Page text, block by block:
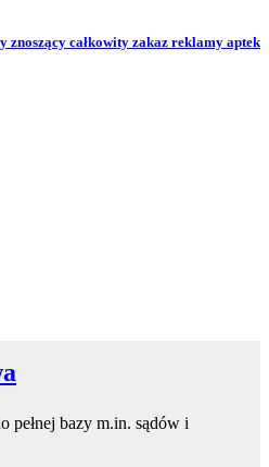
znoszący całkowity zakaz reklamy aptek
pełnej bazy m.in. sądów i